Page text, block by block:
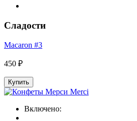
Сладости
Macaron #3
450 ₽
Купить
Включено: